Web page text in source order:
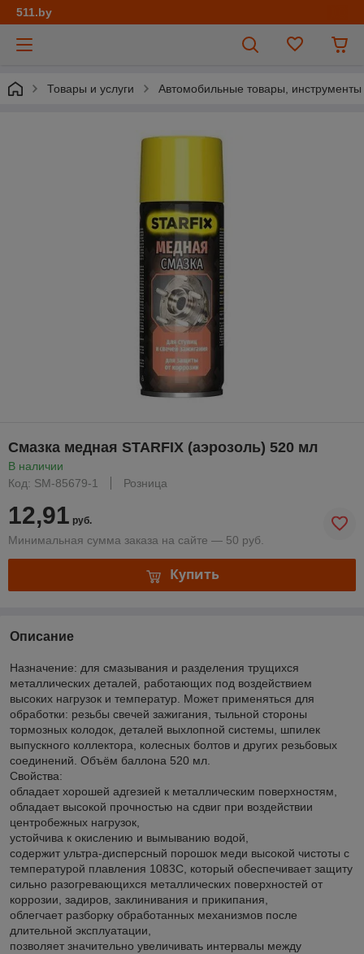
511.by
Товары и услуги Автомобильные товары, инструменты
Смазка медная STARFIX (аэрозоль) 520 мл
В наличии
Код: SM-85679-1
Розница
12,91 руб.
Минимальная сумма заказа на сайте — 50 руб.
Купить
Описание
Назначение: для смазывания и разделения трущихся
металлических деталей, работающих под воздействием
высоких нагрузок и температур. Может применяться для
обработки: резьбы свечей зажигания, тыльной стороны
тормозных колодок, деталей выхлопной системы, шпилек
выпускного коллектора, колесных болтов и других резьбовых
соединений. Объём баллона 520 мл.
Свойства:
обладает хорошей адгезией к металлическим поверхностям,
обладает высокой прочностью на сдвиг при воздействии
центробежных нагрузок,
устойчива к окислению и вымыванию водой,
содержит ультра-дисперсный порошок меди высокой чистоты с
температурой плавления 1083С, который обеспечивает защиту
сильно разогревающихся металлических поверхностей от
коррозии, задиров, заклинивания и прикипания,
облегчает разборку обработанных механизмов после
длительной эксплуатации,
позволяет значительно увеличивать интервалы между